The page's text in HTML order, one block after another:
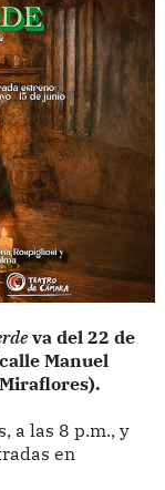
va del 22 de
Manuel
a las 8 p.m., y
en